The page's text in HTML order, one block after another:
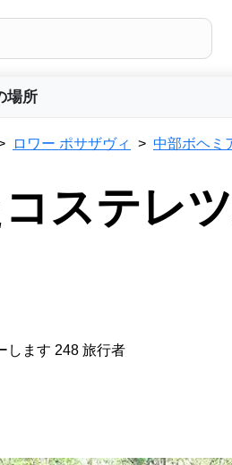
場所
ロワー ポサザヴィ 中部ボヘミ
ステレ
します 248 旅行者